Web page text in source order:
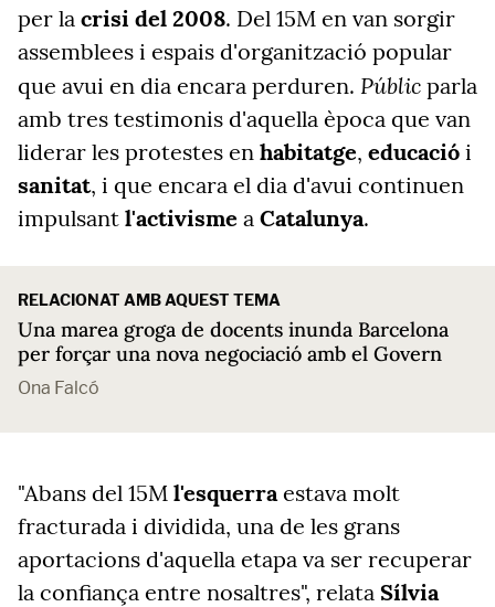
per la crisi del 2008. Del 15M en van sorgir
assemblees i espais d'organització popular
que avui en dia encara perduren. Públic parla
amb tres testimonis d'aquella època que van
liderar les protestes en habitatge, educació i
sanitat, i que encara el dia d'avui continuen
impulsant l'activisme a Catalunya.
RELACIONAT AMB AQUEST TEMA
Una marea groga de docents inunda Barcelona
per forçar una nova negociació amb el Govern
Ona Falcó
"Abans del 15M l'esquerraestava molt
fracturada i dividida, una de les grans
aportacions d'aquella etapa va ser recuperar
la confiança entre nosaltres", relata Sílvia